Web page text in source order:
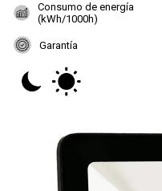
Consumo de energía
(kWh/1000h)
Garantía